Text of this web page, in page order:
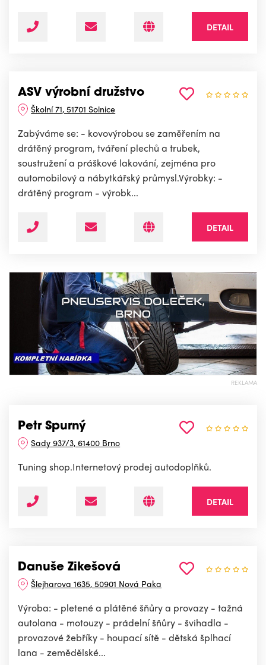
DETAIL
ASV výrobní družstvo
Školní 71, 51701 Solnice
Zabýváme se: - kovovýrobou se zaměřením na
drátěný program, tváření plechů a trubek,
soustružení a práškové lakování, zejména pro
automobilový a nábytkářský průmysl.Výrobky: -
drátěný program - výrobk...
DETAIL
REKLAMA
Petr Spurný
Sady 937/3, 61400 Brno
Tuning shop.Internetový prodej autodoplňků.
DETAIL
Danuše Zikešová
Šlejharova 1635, 50901 Nová Paka
Výroba: - pletené a plátěné šňůry a provazy - tažná
autolana - motouzy - prádelní šňůry - švihadla -
provazové žebříky - houpací sítě - dětská šplhací
lana - zemědělské...